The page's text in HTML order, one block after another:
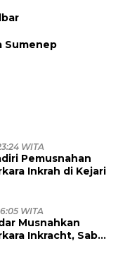
Sumenep
WITA
Pemusnahan
Inkrah di Kejari
WITA
Musnahkan
Inkracht, Sabu